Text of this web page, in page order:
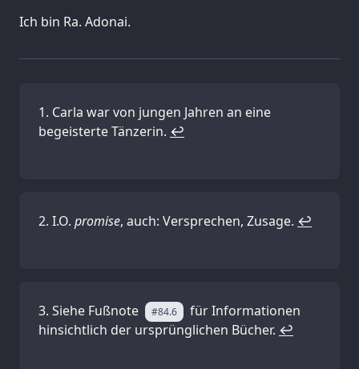
Ich bin Ra. Adonai.
Carla war von jungen Jahren an eine
begeisterte Tänzerin. ↩
I.O. promise, auch: Versprechen, Zusage. ↩
Siehe Fußnote #84.6
für Informationen
hinsichtlich der ursprünglichen Bücher. ↩